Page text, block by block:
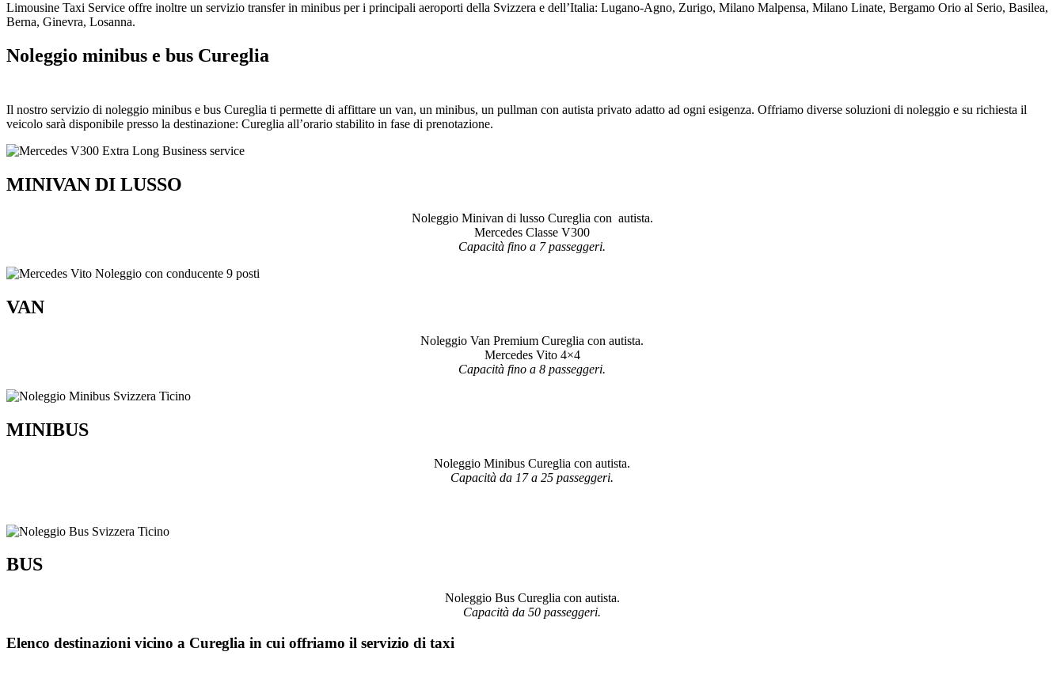
Limousine Taxi Service offre inoltre un servizio transfer in minibus per i principali aeroporti della Svizzera e dell’Italia: Lugano-Agno, Zurigo, Milano Malpensa, Milano Linate, Bergamo Orio al Serio, Basilea,
Berna, Ginevra, Losanna.
Noleggio minibus e bus Cureglia
Il nostro servizio di noleggio minibus e bus Cureglia ti permette di affittare un van, un minibus, un pullman con autista privato adatto ad ogni esigenza. Offriamo diverse soluzioni di noleggio e su richiesta il
veicolo sarà disponibile presso la destinazione: Cureglia all’orario stabilito in fase di prenotazione.
MINIVAN DI LUSSO
Noleggio Minivan di lusso Cureglia con autista.
Mercedes Classe V300
Capacità fino a 7 passeggeri.
VAN
Noleggio Van Premium Cureglia con autista.
Mercedes Vito 4×4
Capacità fino a 8 passeggeri.
MINIBUS
Noleggio Minibus Cureglia con autista.
Capacità da 17 a 25 passeggeri.
BUS
Noleggio Bus Cureglia con autista.
Capacità da 50 passeggeri.
Elenco destinazioni vicino a Cureglia in cui offriamo il servizio di taxi